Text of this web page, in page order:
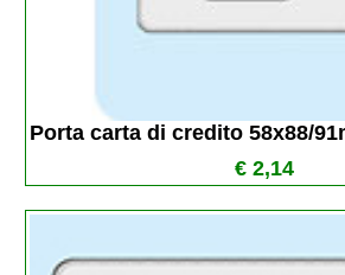
Porta carta di credito 58x88/
€ 2,14